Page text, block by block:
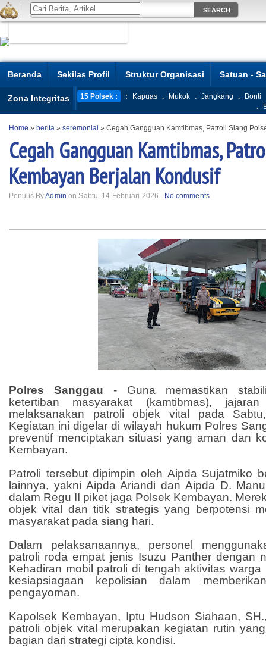
Beranda Sekilas Profil Struktur Organisasi Satuan -
Zona Integritas 15 Polsek : : Kapuas . Mukok . Jangkang .
Bonti
.
Home » berita » seremonial » Cegah Gangguan Kamtibmas, Patroli Siang
Cegah Gangguan Kamtibmas,
Kembayan Berjalan Kondusif
Penulis ByAdmin on Sabtu, 14 Februari 2026 | No comments
Polres Sanggau - Guna memastikan
ketertiban masyarakat (kamtibmas),
melaksanakan patroli objek vital pada
Kegiatan ini digelar di wilayah hukum Polres
preventif menciptakan situasi yang aman dan
Kembayan.
Patroli tersebut dipimpin oleh Aipda Sujatmiko
lainnya, yakni Aipda Ariandi dan Aipda D.
dalam Regu II piket jaga Polsek Kembayan.
objek vital dan titik strategis yang berpotensi
masyarakat pada siang hari.
Dalam pelaksanaannya, personel
patroli roda empat jenis Isuzu Panther dengan
Kehadiran mobil patroli di tengah aktivitas
kesiapsiagaan kepolisian dalam
pengayoman.
Kapolsek Kembayan, Iptu Hudson Siahaan,
patroli objek vital merupakan kegiatan rutin
bagian dari strategi cipta kondisi.